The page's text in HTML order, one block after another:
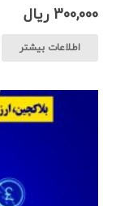
300,000 ریال
اطلاعات بیشتر